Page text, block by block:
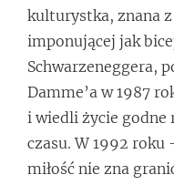
kulturystka, znana z
imponującej jak
Schwarzeneggera,
Damme’a w 1987
i wiedli życie
czasu. W 1992
miłość nie zna